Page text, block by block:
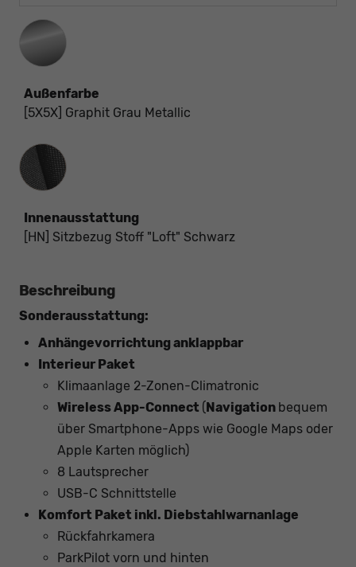
Außenfarbe
[5X5X] Graphit Grau Metallic
Innenausstattung
Innenausstattung
[HN] Sitzbezug Stoff "Loft" Schwarz
Beschreibung
Sonderausstattung:
Anhängevorrichtung anklappbar
Interieur Paket
Klimaanlage 2-Zonen-Climatronic
Wireless App-Connect ( Navigation bequem
über Smartphone-Apps wie Google Maps oder
Apple Karten möglich)
8 Lautsprecher
USB-C Schnittstelle
Komfort Paket inkl. Diebstahlwarnanlage
Rückfahrkamera
ParkPilot vorn und hinten